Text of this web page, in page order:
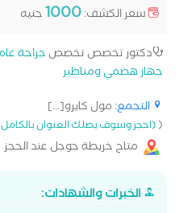
سعر الكشف:1000جنيه
دكتور تخصص تخصص جراحة
جهاز هضمي ومناظير
التجمع: مول كايرو[...]
((احجز وسوف يصلك العنوان بالكامل
متاح خريطة جوجل عند الحجز
الخبرات والشهادات: